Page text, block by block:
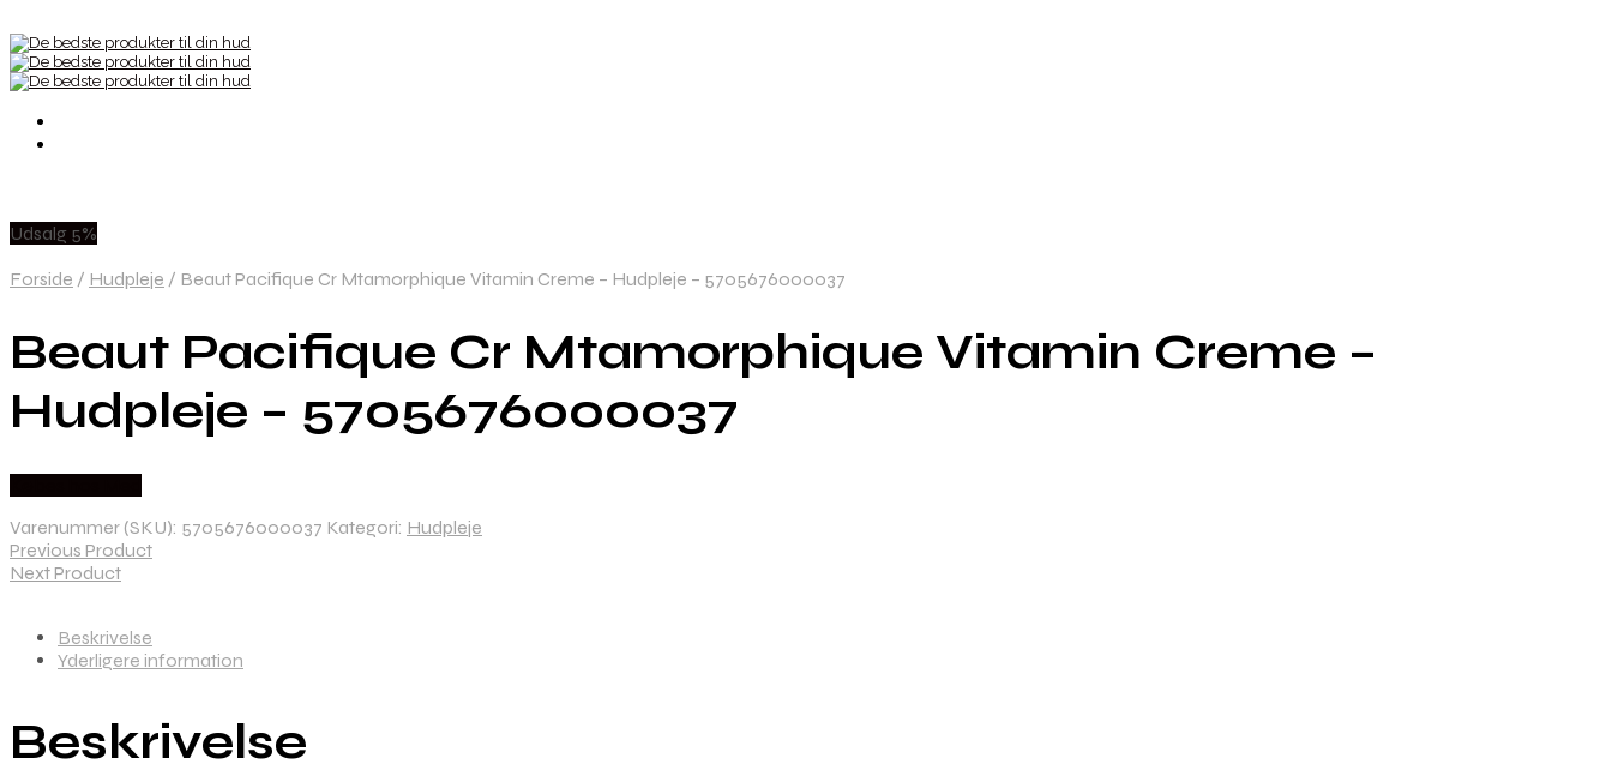
Udsalg 5%
Forside / Hudpleje / Beaut Pacifique Cr Mtamorphique Vitamin Creme – Hudpleje – 5705676000037
Beaut Pacifique Cr Mtamorphique Vitamin Creme –
Hudpleje – 5705676000037
Varenummer (SKU): 5705676000037 Kategori: Hudpleje
Previous Product
Next Product
Beskrivelse
Yderligere information
Beskrivelse